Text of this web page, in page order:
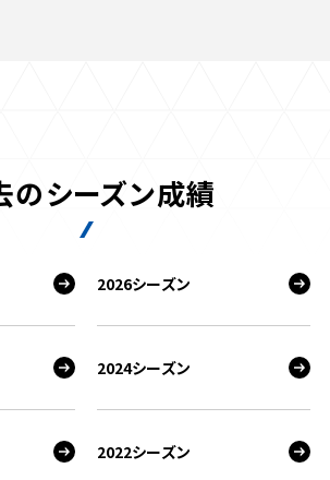
のシーズン成績
2026シーズン
2024シーズン
2022シーズン